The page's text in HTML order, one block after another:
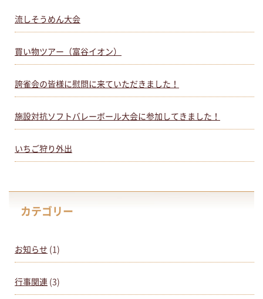
流しそうめん大会
買い物ツアー（富谷イオン）
誇雀会の皆様に慰問に来ていただきました！
施設対抗ソフトバレーボール大会に参加してきました！
いちご狩り外出
カテゴリー
お知らせ (1)
行事関連 (3)